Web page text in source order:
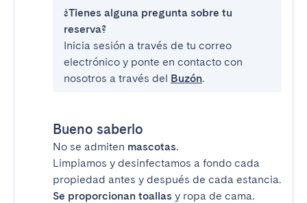
¿Tienes alguna pregunta sobre tu
reserva?
Inicia sesión a través de tu correo
electrónico y ponte en contacto con
nosotros a través del Buzón.
Bueno saberlo
No se admiten mascotas.
Limpiamos y desinfectamos a fondo cada
propiedad antes y después de cada estancia.
Se proporcionan toallas y ropa de cama.